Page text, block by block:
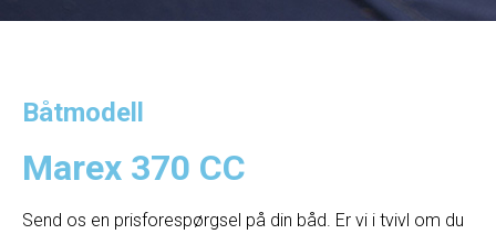
Båtmodell
Marex 370 CC
Send os en prisforespørgsel på din båd. Er vi i tvivl om du